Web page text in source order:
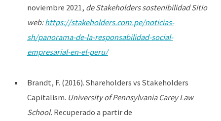
noviembre 2021, de Stakeholders sostenibilidad Sitio
web:https://stakeholders.com.pe/noticias-
sh/panorama-de-la-responsabilidad-social-
empresarial-en-el-peru/
Brandt, F. (2016). Shareholders vs Stakeholders
Capitalism. University of Pennsylvania Carey Law
School. Recuperado a partir de